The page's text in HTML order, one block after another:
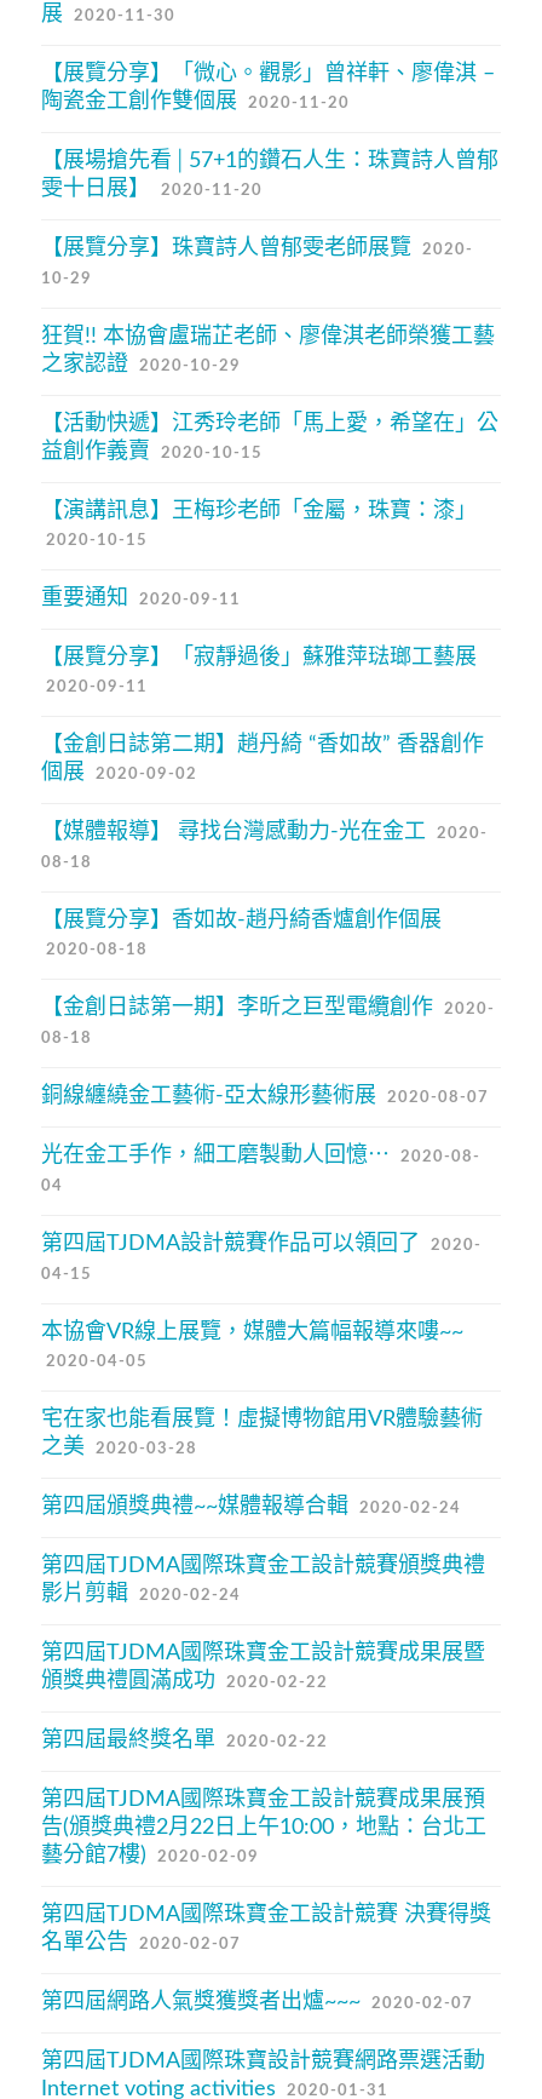
展
2020-11-30
【展覽分享】「微心。觀影」曾祥軒、廖偉淇 –
陶瓷金工創作雙個展
2020-11-20
【展場搶先看│57+1的鑽石人生：珠寶詩人曾郁
雯十日展】
2020-11-20
【展覽分享】珠寶詩人曾郁雯老師展覽
2020-
10-29
狂賀!! 本協會盧瑞芷老師、廖偉淇老師榮獲工藝
之家認證
2020-10-29
【活動快遞】江秀玲老師「馬上愛，希望在」公
益創作義賣
2020-10-15
【演講訊息】王梅珍老師「金屬，珠寶：漆」
2020-10-15
重要通知 2020-09-11
【展覽分享】「寂靜過後」蘇雅萍琺瑯工藝展
2020-09-11
【金創日誌第二期】趙丹綺 “香如故” 香器創作
個展
2020-09-02
【媒體報導】 尋找台灣感動力-光在金工
2020-
08-18
【展覽分享】香如故-趙丹綺香爐創作個展
2020-08-18
【金創日誌第一期】李昕之巨型電纜創作
2020-
08-18
銅線纏繞金工藝術-亞太線形藝術展 2020-08-07
光在金工手作，細工磨製動人回憶⋯
2020-08-
04
第四屆TJDMA設計競賽作品可以領回了
2020-
04-15
本協會VR線上展覽，媒體大篇幅報導來嘍~~
2020-04-05
宅在家也能看展覽！虛擬博物館用VR體驗藝術
之美
2020-03-28
第四屆頒獎典禮~~媒體報導合輯 2020-02-24
第四屆TJDMA國際珠寶金工設計競賽頒獎典禮
影片剪輯
2020-02-24
第四屆TJDMA國際珠寶金工設計競賽成果展暨
頒獎典禮圓滿成功
2020-02-22
第四屆最終獎名單 2020-02-22
第四屆TJDMA國際珠寶金工設計競賽成果展預
告(頒獎典禮2月22日上午10:00，地點：台北工
藝分館7樓)
2020-02-09
第四屆TJDMA國際珠寶金工設計競賽 決賽得獎
名單公告
2020-02-07
第四屆網路人氣獎獲獎者出爐~~~ 2020-02-07
第四屆TJDMA國際珠寶設計競賽網路票選活動
Internet voting activities
2020-01-31